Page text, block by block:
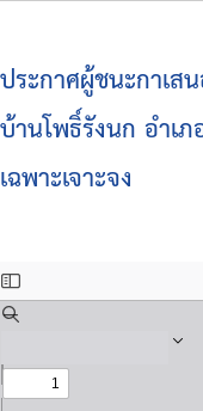
ประกาศผู้ชนะกาเ
บ้านโพธิ์รังนก อำเ
เฉพาะเจาะจง